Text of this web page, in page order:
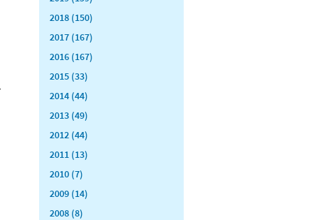
2018 (150)
2017 (167)
2016 (167)
2015 (33)
2014 (44)
2013 (49)
2012 (44)
2011 (13)
2010 (7)
2009 (14)
2008 (8)